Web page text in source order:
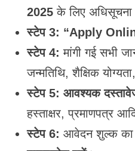
2025के लिए अधिसूचना
स्टेप 3: “Apply
स्टेप 4: मांगी गई सभी
जन्मतिथि, शैक्षिक
स्टेप 5: आवश्यक
हस्ताक्षर, प्रमाणपत्र
स्टेप 6: आवेदन शुल्क